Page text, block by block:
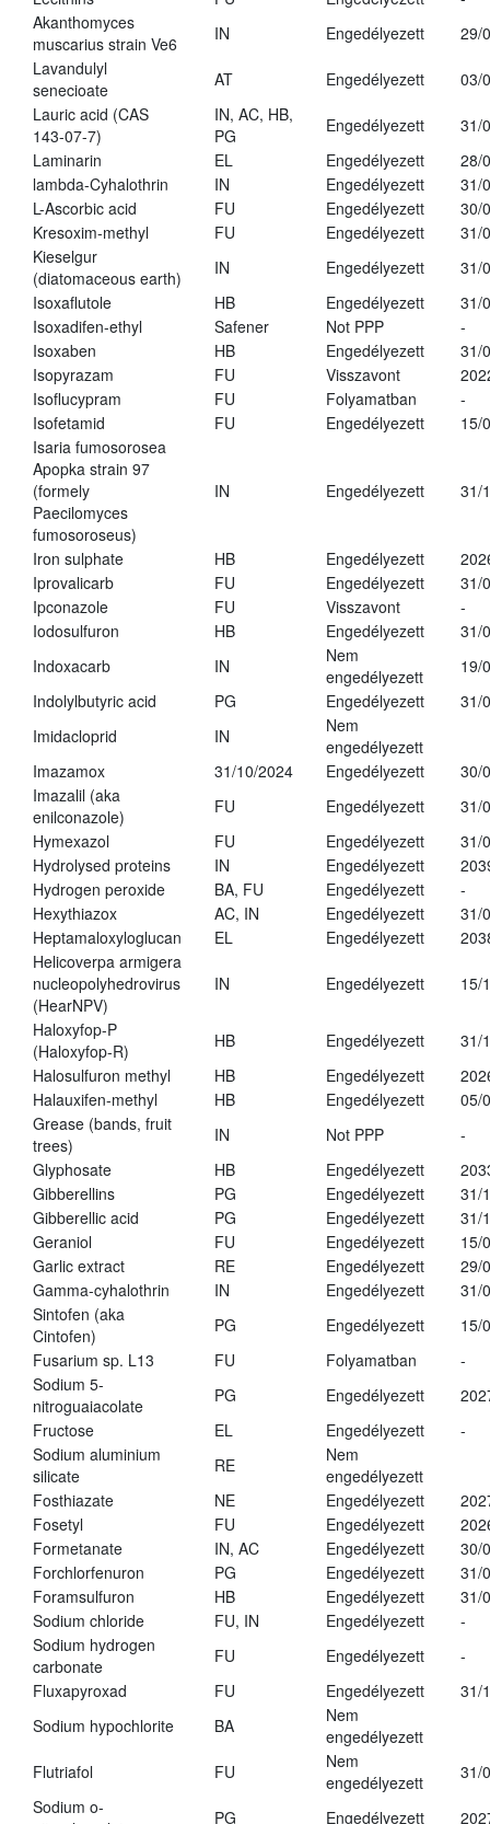
Akanthomyces
muscarius strain Ve6
IN Engedélyezett
29/
Lavandulyl
senecioate
AT Engedélyezett
03/
Lauric acid (CAS
143-07-7)
IN, AC, HB,
PG
Engedélyezett
31/
Laminarin
EL Engedélyezett
28/
lambda-Cyhalothrin
IN Engedélyezett
31/
L-Ascorbic acid
FU Engedélyezett
30/
Kresoxim-methyl
FU Engedélyezett
31/
Kieselgur
(diatomaceous earth)
IN Engedélyezett
31/
Isoxaflutole
HB Engedélyezett
31/
Isoxadifen-ethyl
Safener Not PPP
-
Isoxaben
HB Engedélyezett
31/
Isopyrazam
FU Visszavont
Isoflucypram
FU Folyamatban
-
Isofetamid
FU Engedélyezett
15/
Isaria fumosorosea
Apopka strain 97
(formely
Paecilomyces
fumosoroseus)
IN Engedélyezett 31/
Iron sulphate HB Engedélyezett
Iprovalicarb
FU Engedélyezett
31/
Ipconazole
FU Visszavont
-
Iodosulfuron
HB Engedélyezett
31/
Indoxacarb
IN
Nem
engedélyezett
19/
Indolylbutyric acid
PG Engedélyezett
31/
Imidacloprid
IN
Nem
engedélyezett
Imazamox
31/10/2024 Engedélyezett
30/
Imazalil (aka
enilconazole)
FU Engedélyezett
31/
Hymexazol
FU Engedélyezett
31/
Hydrolysed proteins
IN Engedélyezett
Hydrogen peroxide
BA, FU Engedélyezett
-
Hexythiazox
AC, IN Engedélyezett
31/
Heptamaloxyloglucan
EL Engedélyezett
Helicoverpa armigera
nucleopolyhedrovirus
(HearNPV)
IN Engedélyezett 15/
Haloxyfop-P
(Haloxyfop-R)
HB Engedélyezett
31/
Halosulfuron methyl
HB Engedélyezett
Halauxifen-methyl
HB Engedélyezett
05/
Grease (bands, fruit
trees)
IN Not PPP
-
Glyphosate
HB Engedélyezett
Gibberellins
PG Engedélyezett
31/
Gibberellic acid
PG Engedélyezett
31/
Geraniol
FU Engedélyezett
15/
Garlic extract
RE Engedélyezett
29/
Gamma-cyhalothrin
IN Engedélyezett
31/
Sintofen (aka
Cintofen)
PG Engedélyezett
15/
Fusarium sp. L13
FU Folyamatban
-
Sodium 5-
nitroguaiacolate
PG Engedélyezett
Fructose
EL Engedélyezett
-
Sodium aluminium
silicate
RE
Nem
engedélyezett
Fosthiazate
NE Engedélyezett
Fosetyl
FU Engedélyezett
Formetanate
IN, AC Engedélyezett
30/
Forchlorfenuron
PG Engedélyezett
31/
Foramsulfuron
HB Engedélyezett
31/
Sodium chloride
FU, IN Engedélyezett
-
Sodium hydrogen
carbonate
FU Engedélyezett
-
Fluxapyroxad
FU Engedélyezett
31/
Sodium hypochlorite
BA
Nem
engedélyezett
Flutriafol
FU
Nem
engedélyezett
31/
Sodium o-
PG Engedélyezett